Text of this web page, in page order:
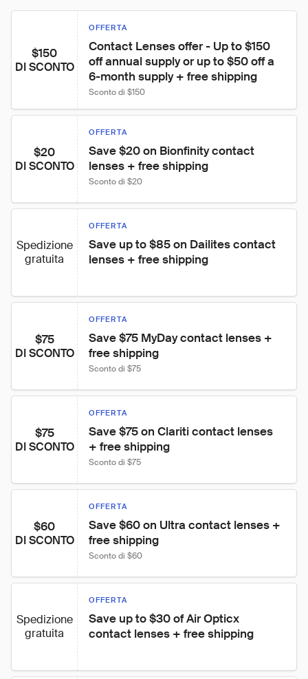
$150
DI SCONTO
OFFERTA
Contact Lenses offer - Up to $150
off annual supply or up to $50 off a
6-month supply + free shipping
Sconto di $150
$20
DI SCONTO
OFFERTA
Save $20 on Bionfinity contact
lenses + free shipping
Sconto di $20
Spedizione
gratuita
OFFERTA
Save up to $85 on Dailites contact
lenses + free shipping
$75
DI SCONTO
OFFERTA
Save $75 MyDay contact lenses +
free shipping
Sconto di $75
$75
DI SCONTO
OFFERTA
Save $75 on Clariti contact lenses
+ free shipping
Sconto di $75
$60
DI SCONTO
OFFERTA
Save $60 on Ultra contact lenses +
free shipping
Sconto di $60
Spedizione
gratuita
OFFERTA
Save up to $30 of Air Opticx
contact lenses + free shipping